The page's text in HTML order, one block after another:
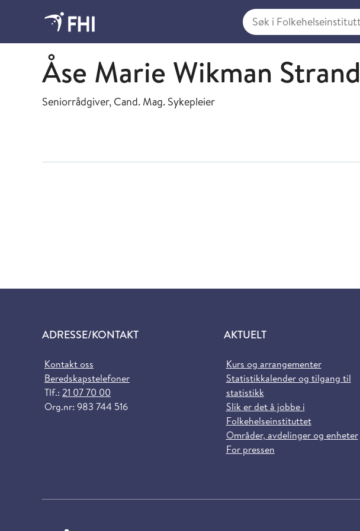
Søk i Folkehelseinstituttet
Smittevernregistre
Åse Marie Wikman Strand
Seniorrådgiver, Cand. Mag. Sykepleier
ADRESSE/KONTAKT
Kontakt oss
Beredskapstelefoner
Tlf.: 21 07 70 00
Org.nr: 983 744 516
AKTUELT
Kurs og arrangementer
Statistikkalender og tilgang til
statistikk
Slik er det å jobbe i
Folkehelseinstituttet
Områder, avdelinger og enheter
For pressen